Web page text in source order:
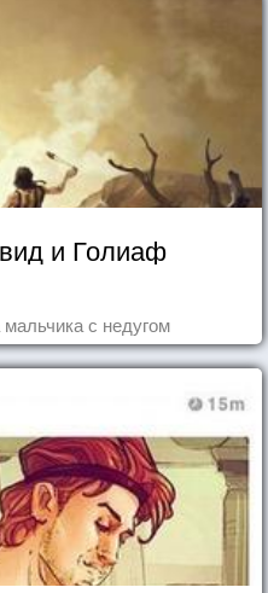
и Голиаф
с недугом